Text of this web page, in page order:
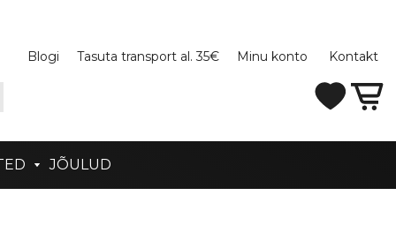
Blogi Tasuta transport al. 35€ Minu konto Kontakt
JÕULUD